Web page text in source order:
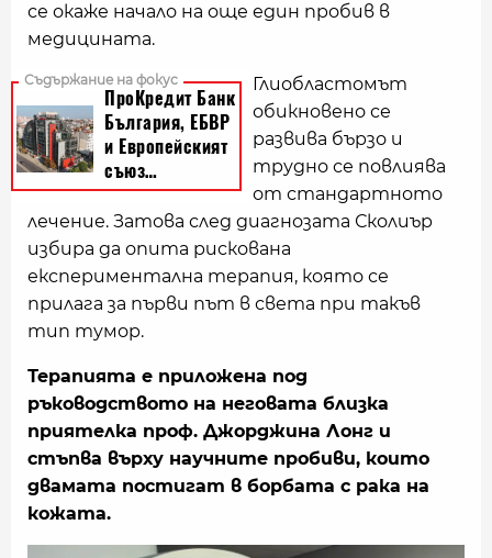
се окаже начало на още един пробив в
медицината.
Глиобластомът
обикновено се
развива бързо и
трудно се повлиява
от стандартното
лечение. Затова след диагнозата Сколиър
избира да опита рискована
експериментална терапия, която се
прилага за първи път в света при такъв
тип тумор.
Терапията е приложена под
ръководството на неговата близка
приятелка проф. Джорджина Лонг и
стъпва върху научните пробиви, които
двамата постигат в борбата с рака на
кожата.